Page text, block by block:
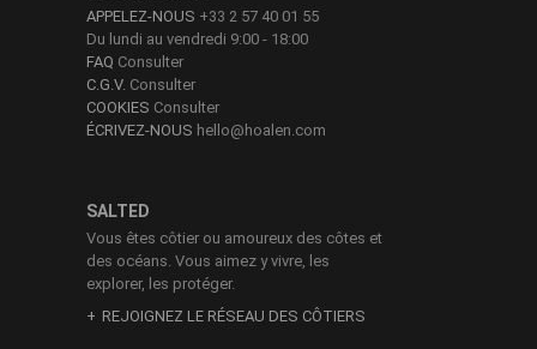
SALTED
Vous êtes côtier ou amoureux des côtes et
des océans. Vous aimez y vivre, les
explorer, les protéger.
REJOIGNEZ LE RÉSEAU DES CÔTIERS
APPELEZ-NOUS +33 2 57 40 01 55
Du lundi au vendredi 9:00 - 18:00
FAQ Consulter
C.G.V. Consulter
COOKIES Consulter
ÉCRIVEZ-NOUS hello@hoalen.com